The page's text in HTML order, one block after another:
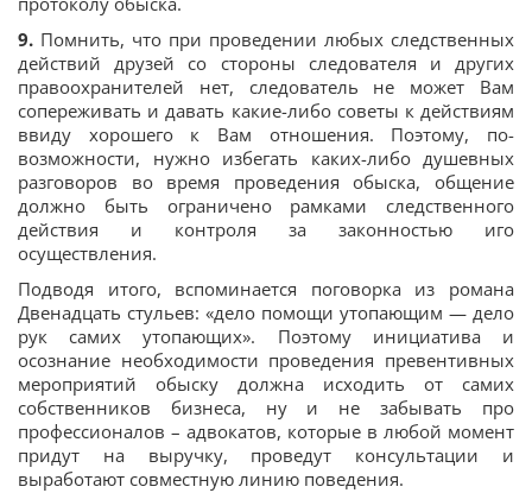
9. Помнить, что при проведении любых следственных
действий друзей со стороны следователя и других
правоохранителей нет, следователь не может Вам
сопереживать и давать какие-либо советы к действиям
ввиду хорошего к Вам отношения. Поэтому, по-
возможности, нужно избегать каких-либо душевных
разговоров во время проведения обыска, общение
должно быть ограничено рамками следственного
действия и контроля за законностью иго
осуществления.
Подводя итого, вспоминается поговорка из романа
Двенадцать стульев: «дело помощи утопающим — дело
рук самих утопающих». Поэтому инициатива и
осознание необходимости проведения превентивных
мероприятий обыску должна исходить от самих
собственников бизнеса, ну и не забывать про
профессионалов – адвокатов, которые в любой момент
придут на выручку, проведут консультации и
выработают совместную линию поведения.